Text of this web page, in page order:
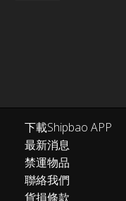
下載Shipbao APP
最新消息
禁運物品
聯絡我們
貨損條款